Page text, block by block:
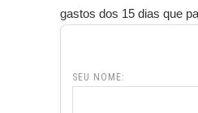
gastos dos 15 dias que
SEU NOME: